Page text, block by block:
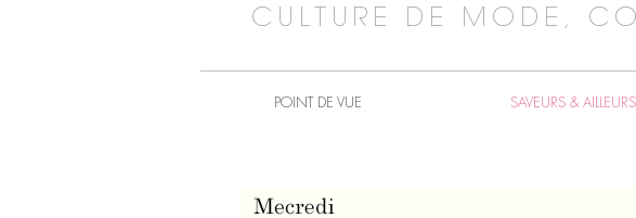
CULTURE DE MODE,
POINT DE VUE SAVEURS & AILLEURS